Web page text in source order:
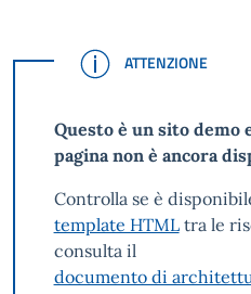
ATTENZIONE
ATTENZIONE
Questo è un sito demo
pagina non è ancora
Controlla se è
template HTMLtra le
consulta il
documento di